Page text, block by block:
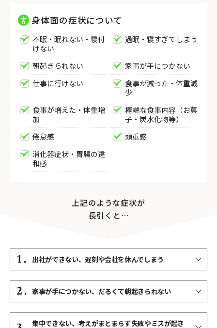
身体面の症状について
不眠・眠れない・寝付
けない
過眠・寝すぎてしまう
朝起きられない
家事が手につかない
仕事に行けない
食事が減った・体重減
少
食事が増えた・体重増
加
極端な食事内容（お菓
子・炭水化物等）
倦怠感
頭重感
消化器症状・胃腸の違
和感
上記のような症状が
長引くと…
1 . 出社ができない、遅刻や会社を休んでしまう
2 . 家事が手につかない、だるくて朝起きられない
集中できない、考えがまとまらず失敗やミスが起き